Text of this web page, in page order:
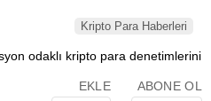
Kripto Para Haberleri
EKLE ABONE OL